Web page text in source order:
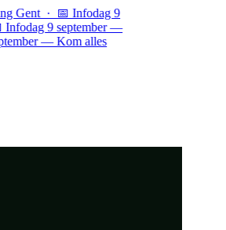
· 📅 Infodag 9
9 september —
— Kom alles